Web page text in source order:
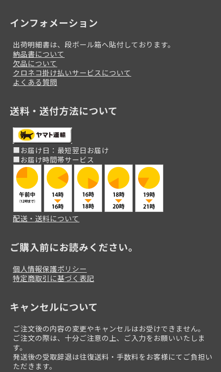
インフォメーション
出荷明細書は、段ボール箱へ貼付しております。
納品書について
欠品について
クロネコ掛け払いサービスについて
よくある質問
送料・送付方法について
■お届け日：最短翌日お届け
■お届け時間帯サービス
配送・送料について
ご購入前にお読みください。
個人情報保護ポリシー
特定商取引に基づく表記
キャンセルについて
ご注文後の内容の変更やキャンセルはお受けできません。
ご注文の際は、十分ご注意の上、ご入力をお願いいたしま
す。
発送後の受取辞退は往復送料・手数料をお客様にてご負担い
ただきます。